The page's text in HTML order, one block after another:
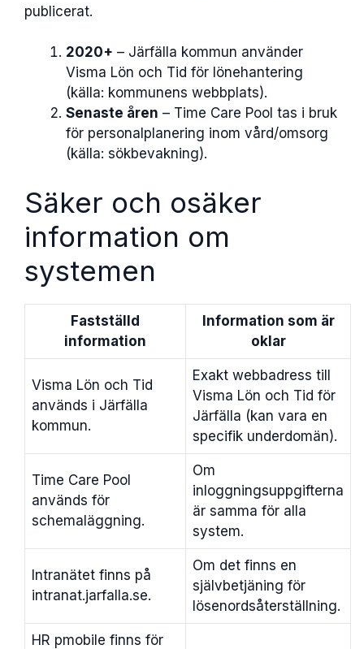
publicerat.
2020+ – Järfälla kommun använder
Visma Lön och Tid för lönehantering
(källa: kommunens webbplats).
Senaste åren – Time Care Pool tas i bruk
för personalplanering inom vård/omsorg
(källa: sökbevakning).
Säker och osäker
information om
systemen
Fastställd
information
Information som är
oklar
Visma Lön och Tid
används i Järfälla
kommun.
Exakt webbadress till
Visma Lön och Tid för
Järfälla (kan vara en
specifik underdomän).
Time Care Pool
används för
schemaläggning.
Om
inloggningsuppgifterna
är samma för alla
system.
Intranätet finns på
intranat.jarfalla.se.
Om det finns en
självbetjäning för
lösenordsåterställning.
HR pmobile finns för